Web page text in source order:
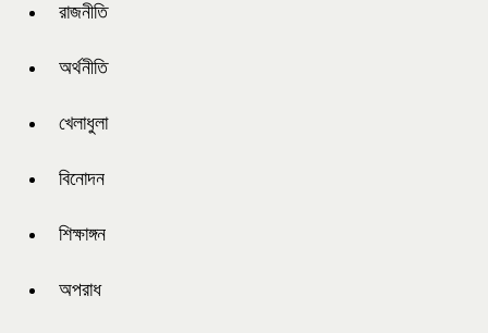
রাজনীতি
অর্থনীতি
খেলাধুলা
বিনোদন
শিক্ষাঙ্গন
অপরাধ